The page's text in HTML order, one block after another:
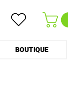
BOUTIQUE